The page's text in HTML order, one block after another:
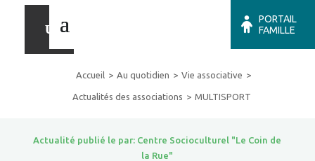
PORTAIL
FAMILLE
Accueil Au quotidien Vie associative
Actualités des associations MULTISPORT
Actualité publié le par: Centre Socioculturel "Le Coin de
la Rue"